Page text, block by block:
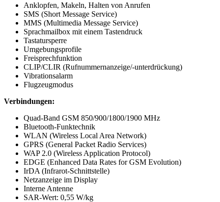
Anklopfen, Makeln, Halten von Anrufen
SMS (Short Message Service)
MMS (Multimedia Message Service)
Sprachmailbox mit einem Tastendruck
Tastatursperre
Umgebungsprofile
Freisprechfunktion
CLIP/CLIR (Rufnummernanzeige/-unterdrückung)
Vibrationsalarm
Flugzeugmodus
Verbindungen:
Quad-Band GSM 850/900/1800/1900 MHz
Bluetooth-Funktechnik
WLAN (Wireless Local Area Network)
GPRS (General Packet Radio Services)
WAP 2.0 (Wireless Application Protocol)
EDGE (Enhanced Data Rates for GSM Evolution)
IrDA (Infrarot-Schnittstelle)
Netzanzeige im Display
Interne Antenne
SAR-Wert: 0,55 W/kg